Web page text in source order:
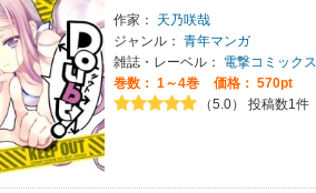
作家：
天乃咲哉
ジャンル： 青年マンガ
雑誌・レーベル：
電撃コミックス
巻数： 1～4巻
価格： 570pt
（5.0） 投稿数1件